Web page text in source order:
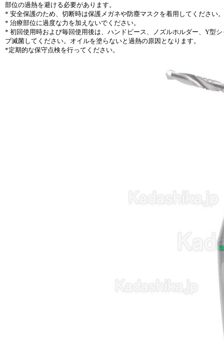
部位の過熱を避ける必要があります。
* 安全保護のため、切断時は保護メガネや防塵マスクを着用してください。
* 治療部位に過度な力を加えないでください。
* 初回使用時および毎回使用後は、ハンドピース、ノズルホルダー、Y型
ブ滅菌してください。オイルを塗らないと過熱の原因となります。
*定期的な保守点検を行ってください。